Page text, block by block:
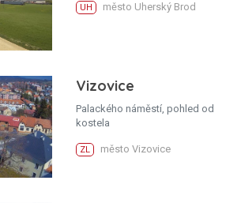
UH město Uherský Brod
Vizovice
Palackého náměstí, pohled od
kostela
ZL město Vizovice